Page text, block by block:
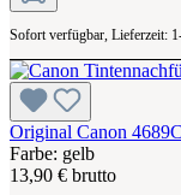
Sofort verfügbar, Lieferzeit:
Original Canon
Farbe: gelb
13,90 € brutto